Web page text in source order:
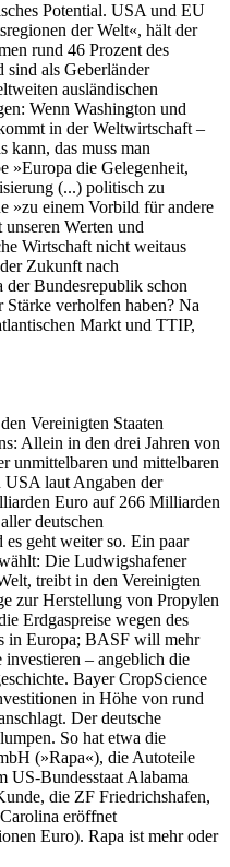
Potential. USA und EU
der Welt«, hält der
rund 46 Prozent des
sind als Geberländer
ausländischen
Wenn Washington und
in der Weltwirtschaft –
kann, das muss man
»Europa die Gelegenheit,
(...) politisch zu
»zu einem Vorbild für andere
Werten und
Wirtschaft nicht weitaus
Zukunft nach
der Bundesrepublik schon
verholfen haben? Na
Markt und TTIP,
Vereinigten Staaten
Allein in den drei Jahren von
unmittelbaren und mittelbaren
laut Angaben der
Euro auf 266 Milliarden
deutschen
geht weiter so. Ein paar
Die Ludwigshafener
treibt in den Vereinigten
zur Herstellung von Propylen
Erdgaspreise wegen des
in Europa; BASF will mehr
– angeblich die
Bayer CropScience
in Höhe von rund
Der deutsche
So hat etwa die
(»Rapa«), die Autoteile
US-Bundesstaat Alabama
die ZF Friedrichshafen,
eröffnet
Euro). Rapa ist mehr oder